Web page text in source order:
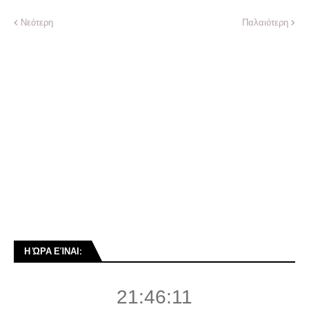
Νεότερη Παλαιότερη
Η ΏΡΑ ΕΊΝΑΙ:
21:46:12